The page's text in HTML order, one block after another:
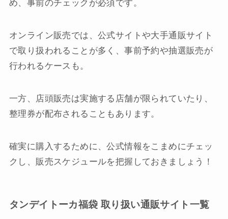
め、事前のチェックが必須です。
オンライン販売では、公式サイトや大手通販サイト
で取り扱われることが多く、事前予約や抽選販売が
行われるケースも。
一方、店頭販売は実施する店舗が限られていたり、
整理券が配布されることもあります。
確実に購入するために、公式情報をこまめにチェッ
クし、販売スケジュールを把握しておきましょう！
タンデイトーカ福袋 取り扱い通販サイト一覧